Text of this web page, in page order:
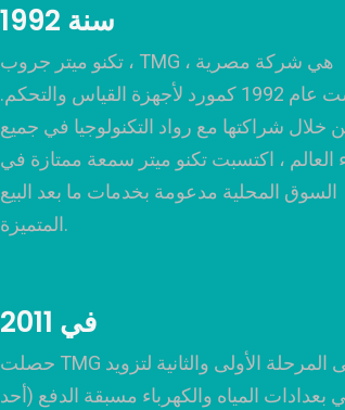
سنة 1992
تكنو ميتر جروب ، TMG ، هي شركة مصرية
تأسست عام 1992 كمورد لأجهزة القياس والتحكم.
خلال شراكتها مع رواد التكنولوجيا في جميع
العالم ، اكتسبت تكنو ميتر سمعة ممتازة في
السوق المحلية مدعومة بخدمات ما بعد البيع
المتميزة.
في 2011
حصلت TMG على المرحلة الأولى والثانية لتزويد
بعدادات المياه والكهرباء مسبقة الدفع (أحد